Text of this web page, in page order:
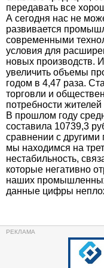
передавать все
А сегодня нас не
развивается
современными
условия для
новых производств.
увеличить объемы
годом в 4,47 раза.
торговли и
потребности жителей
В прошлом году
составила 10739,3
сравнении с другими
мы находимся на
нестабильность,
которые негативно
наших
данные цифры